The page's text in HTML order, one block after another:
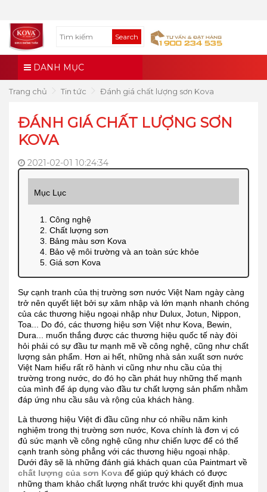
Search
DANH MỤC
Trang chủ Tin tức Đánh giá chất lượng sơn Kova
ĐÁNH GIÁ CHẤT LƯỢNG SƠN
KOVA
2021-02-01 10:24:34
Mục Lục
1. Công nghệ
2. Chất lượng sơn
3. Bảng màu sơn Kova
4. Bảo vệ môi trường và an toàn sức khỏe
5. Giá sơn Kova
Sự cạnh tranh của thị trường sơn nước Việt Nam ngày càng
trở nên quyết liệt bởi sự xâm nhập và lớn mạnh nhanh chóng
của các thương hiệu ngoại nhập như Dulux, Jotun, Nippon,
Toa... Do đó, các thương hiệu sơn Việt như Kova, Bewin,
Dura... muốn thắng được các thương hiệu quốc tế này đòi
hỏi phải có sự đầu tư mạnh mẽ về công nghệ, cũng như chất
lượng sản phẩm. Hơn ai hết, những nhà sản xuất sơn nước
Việt Nam hiểu rất rõ hành vi cũng như nhu cầu của thị
trường trong nước, do đó họ cần phát huy những thế mạnh
của mình để áp dụng vào đầu tư chất lượng sản phẩm nhằm
đáp ứng nhu cầu sâu và rộng của khách hàng.
Là thương hiệu Việt đi đầu cũng như có nhiều năm kinh
nghiệm trong thị trường sơn nước, Kova chính là đơn vị có
đủ sức mạnh về công nghệ cũng như chiến lược để có thể
cạnh tranh sòng phẳng với các thương hiệu ngoại nhập.
Dưới đây sẽ là những đánh giá khách quan của Paintmart về
chất lượng của sơn Kova để giúp quý khách có được
những tham khảo chất lượng nhất trước khi quyết định mua